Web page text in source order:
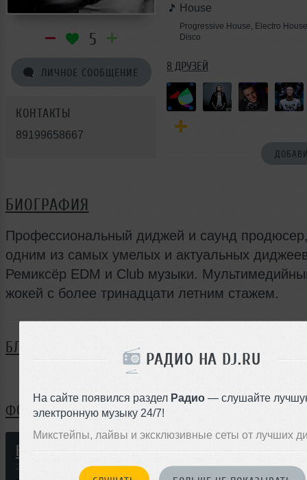
РАДИО НА DJ.RU
На сайте появился раздел Радио — слушайте
электронную музыку 24/7!
Микстейпы, лайвы и эксклюзивные сеты от лучших
5
ЛИЧНОЕ СООБЩЕНИЕ
КОНТАКТЫ
89199658667
House
Progressive House, Electro
Disco
8 ДРУЗЕЙ
БИОГРАФИЯ
Профессиональный диджей и саунд
одним из самых умелых и актуальных
Ремиксёр EDM и Club музыки.
жокей с более тринадцати летним стажем.
БЛОГ
ФОТОГРАФИИ
Выступления.
20 ноября 2015